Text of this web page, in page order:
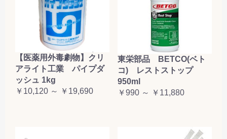
【医薬用外毒劇物】クリ
アライト工業 パイプダ
ッシュ 1kg
￥10,120 ～ ￥19,690
東栄部品 BETCO(ベト
コ) レストストップ
950ml
￥990 ～ ￥11,880